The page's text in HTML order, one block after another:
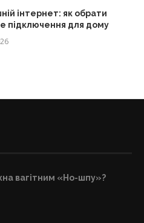
інтернет: як обрати
підключення для дому
вагітним «Но-шпу»?